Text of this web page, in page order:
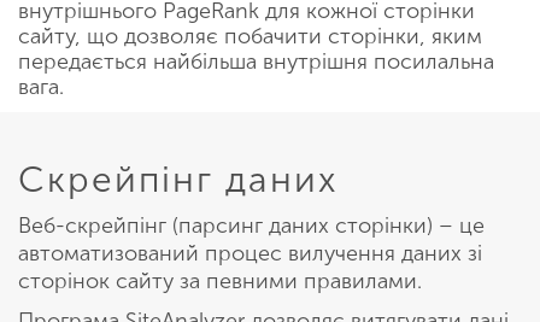
внутрішнього PageRank для кожної сторінки
сайту, що дозволяє побачити сторінки, яким
передається найбільша внутрішня посилальна
вага.
Скрейпінг даних
Веб-скрейпінг (парсинг даних сторінки) – це
автоматизований процес вилучення даних зі
сторінок сайту за певними правилами.